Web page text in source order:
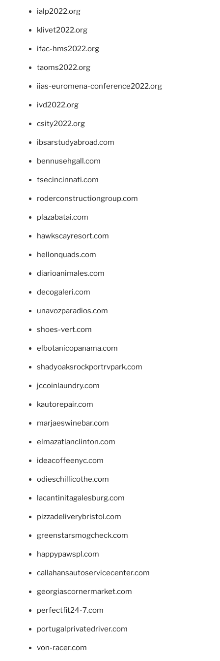
ialp2022.org
klivet2022.org
ifac-hms2022.org
taoms2022.org
iias-euromena-conference2022.org
ivd2022.org
csity2022.org
ibsarstudyabroad.com
bennusehgall.com
tsecincinnati.com
roderconstructiongroup.com
plazabatai.com
hawkscayresort.com
hellonquads.com
diarioanimales.com
decogaleri.com
unavozparadios.com
shoes-vert.com
elbotanicopanama.com
shadyoaksrockportrvpark.com
jccoinlaundry.com
kautorepair.com
marjaeswinebar.com
elmazatlanclinton.com
ideacoffeenyc.com
odieschillicothe.com
lacantinitagalesburg.com
pizzadeliverybristol.com
greenstarsmogcheck.com
happypawspl.com
callahansautoservicecenter.com
georgiascornermarket.com
perfectfit24-7.com
portugalprivatedriver.com
von-racer.com